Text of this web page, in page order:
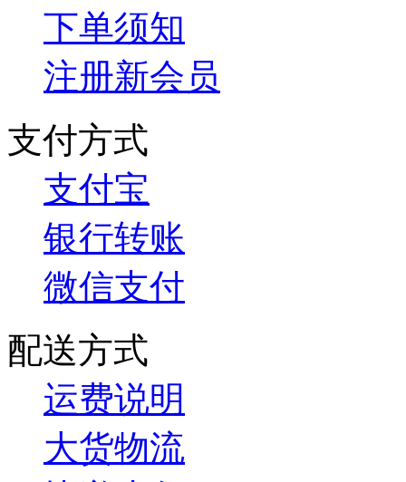
下单须知
注册新会员
支付方式
支付宝
银行转账
微信支付
配送方式
运费说明
大货物流